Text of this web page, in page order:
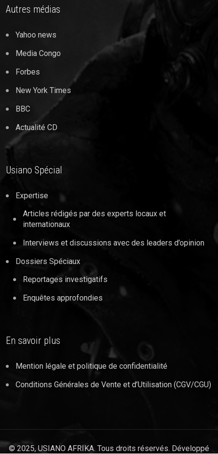
Autres médias
Yahoo news
Media Congo
Forbes
New York Times
BBC
Actualité CD
Usiano Spécial
Expertise
Articles rédigés par des experts locaux et
internationaux
Interviews et discussions avec des leaders d’opinion
Dossiers Spéciaux
Reportages investigatifs
Enquêtes approfondies
En savoir plus
Mention légale et politique de confidentialité
Conditions Générales de Vente et d’Utilisation (CGV/CGU)
© 2025, USIANO AFRIKA. Tous droits réservés. Développé